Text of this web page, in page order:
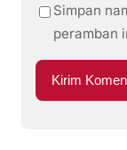
Simpan
peramban